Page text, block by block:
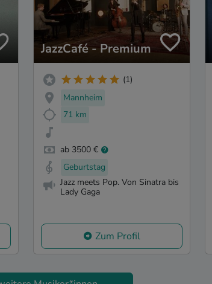
JazzCafé - Premium
(1)
Mannheim
71 km
ab 3500 €
Geburtstag
Jazz meets Pop. Von Sinatra bis
Lady Gaga
Zum Profil